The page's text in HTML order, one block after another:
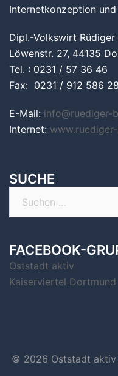
Internetkonzeption und
Dipl.-Volkswirt Rüdiger
Löwenstr. 27, 44135
Tel. : 0231 / 57 36 46
Fax: 0231 / 912 586 28
E-Mail: info@ruediger-
Internet:
SUCHE
FACEBOOK-
Oststadt aktiv
Kaiserviertel Dortmund
© 2026 Oststadt aktiv